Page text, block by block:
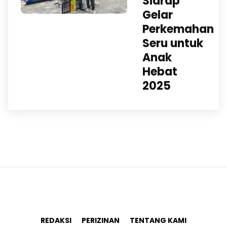
Gelar
Perkemahan
Seru untuk
Anak
Hebat
2025
REDAKSI PERIZINAN
TENTANG KAMI